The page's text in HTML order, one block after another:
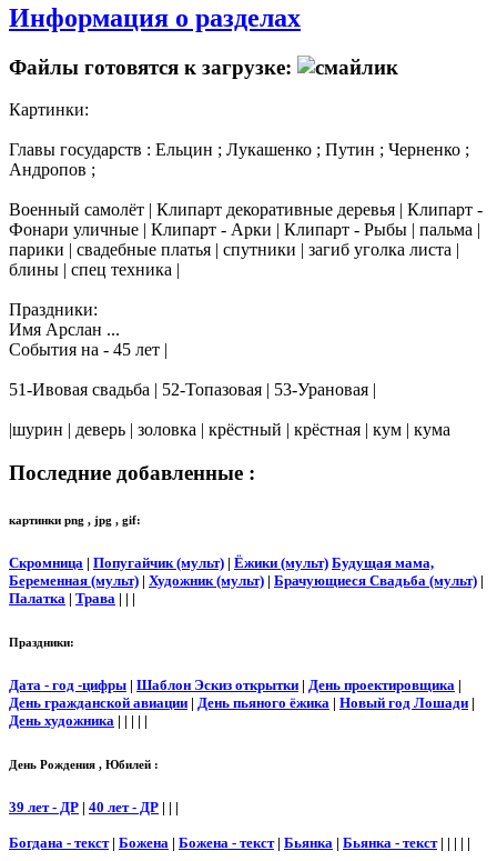
Информация о разделах
Файлы готовятся к загрузке:
Картинки:
Главы государств : Ельцин ; Лукашенко ; Путин ; Черненко ;
Андропов ;
Военный самолёт | Клипарт декоративные деревья | Клипарт -
Фонари уличные | Клипарт - Арки | Клипарт - Рыбы | пальма |
парики | свадебные платья | спутники | загиб уголка листа |
блины | спец техника |
Праздники:
Имя Арслан ...
События на - 45 лет |
51-Ивовая свадьба | 52-Топазовая | 53-Урановая |
|шурин | деверь | золовка | крёстный | крёстная | кум | кума
Последние добавленные :
картинки png , jpg , gif:
Скромница | Попугайчик (мульт) | Ёжики (мульт) Будущая мама,
Беременная (мульт) | Художник (мульт) | Брачующиеся Свадьба (мульт) |
Палатка | Трава | | |
Праздники:
Дата - год -цифры | Шаблон Эскиз открытки | День проектировщика |
День гражданской авиации | День пьяного ёжика | Новый год Лошади |
День художника | | | | |
День Рождения , Юбилей :
39 лет - ДР | 40 лет - ДР | | |
Богдана - текст| Божена | Божена - текст| Бьянка | Бьянка - текст| | | | |